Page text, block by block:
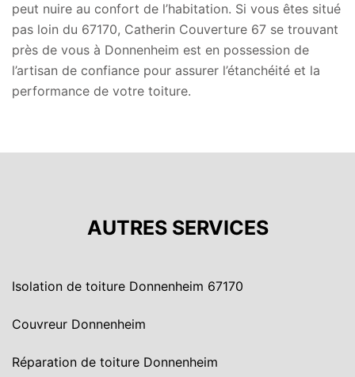
peut nuire au confort de l’habitation. Si vous êtes situé
pas loin du 67170, Catherin Couverture 67 se trouvant
près de vous à Donnenheim est en possession de
l’artisan de confiance pour assurer l’étanchéité et la
performance de votre toiture.
AUTRES SERVICES
Isolation de toiture Donnenheim 67170
Couvreur Donnenheim
Réparation de toiture Donnenheim